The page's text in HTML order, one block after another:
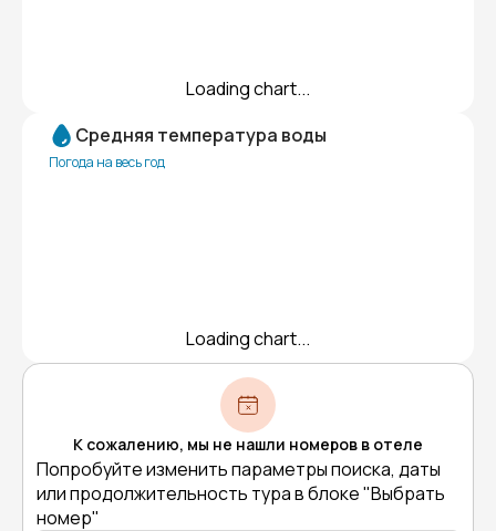
Loading chart...
Средняя температура воды
Погода на весь год
Loading chart...
К сожалению, мы не нашли номеров в отеле
Попробуйте изменить параметры поиска, даты
или продолжительность тура в блоке "Выбрать
номер"